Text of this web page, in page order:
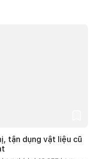
tận dụng vật liệu cũ